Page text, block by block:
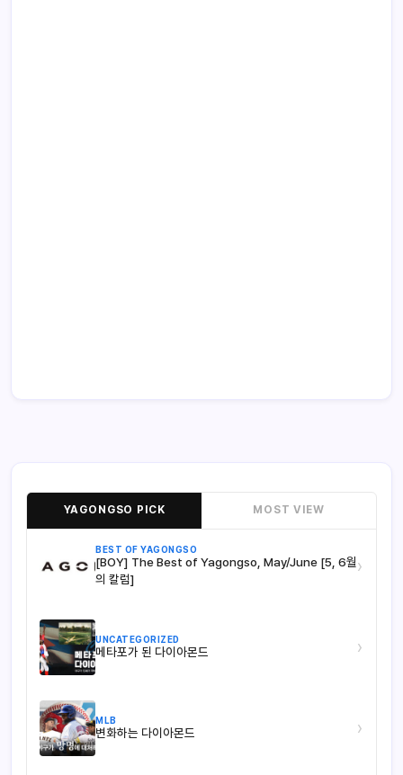
YAGONGSO PICK MOST VIEW
BEST OF YAGONGSO
[BOY] The Best of Yagongso, May/June [5, 6월
의 칼럼]
›
UNCATEGORIZED
메타포가 된 다이아몬드 ›
MLB
변화하는 다이아몬드 ›